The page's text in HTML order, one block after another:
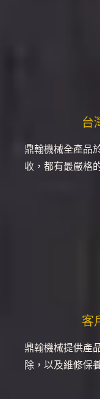
台
鼎翰機械全產品
收，都有最嚴格
客
鼎翰機械提供產
除，以及維修保